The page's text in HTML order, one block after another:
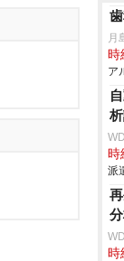
月
時
ア
時
派
時